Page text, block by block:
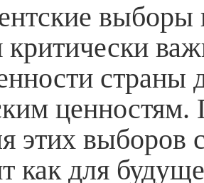
выборы
критически
страны
этих выборов
как для